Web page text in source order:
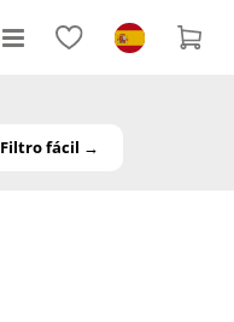
Filtro fácil →